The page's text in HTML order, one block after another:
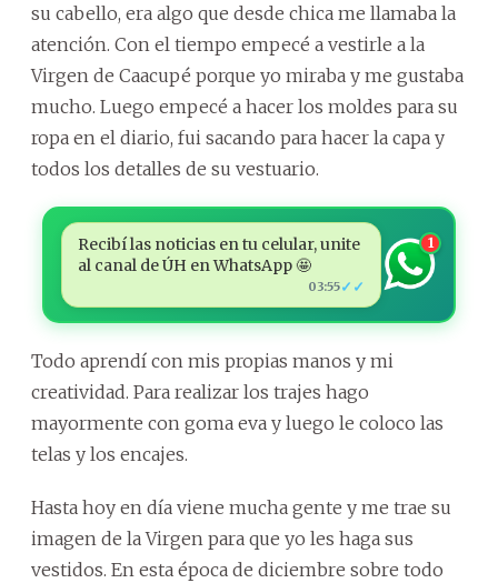
su cabello, era algo que desde chica me llamaba la
atención. Con el tiempo empecé a vestirle a la
Virgen de Caacupé porque yo miraba y me gustaba
mucho. Luego empecé a hacer los moldes para su
ropa en el diario, fui sacando para hacer la capa y
todos los detalles de su vestuario.
Recibí las noticias en tu celular, unite
al canal de ÚH en WhatsApp 🤩
03:55✓✓
1
Todo aprendí con mis propias manos y mi
creatividad. Para realizar los trajes hago
mayormente con goma eva y luego le coloco las
telas y los encajes.
Hasta hoy en día viene mucha gente y me trae su
imagen de la Virgen para que yo les haga sus
vestidos. En esta época de diciembre sobre todo